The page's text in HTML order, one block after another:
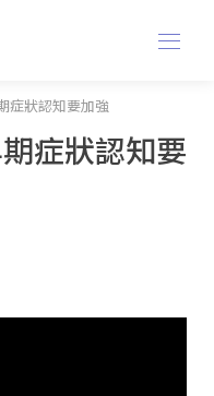
症狀認知要加強
症狀認知要